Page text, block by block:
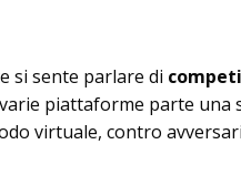
si sente parlare di
piattaforme parte una
virtuale, contro